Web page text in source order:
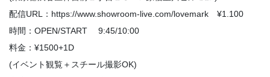
配信URL：https://www.showroom-live.com/lovemark ¥1.100
時間：OPEN/START 9:45/10:00
料金：¥1500+1D
(イベント観覧＋スチール撮影OK)